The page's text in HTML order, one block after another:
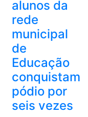
alunos da
rede
municipal
de
Educação
conquistam
pódio por
seis vezes